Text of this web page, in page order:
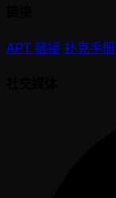
APT 链接 扑克手册